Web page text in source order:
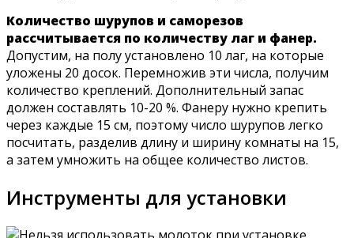
Количество шурупов и саморезов
рассчитывается по количеству лаг и фанер.
Допустим, на полу установлено 10 лаг, на которые
уложены 20 досок. Перемножив эти числа, получим
количество креплений. Дополнительный запас
должен составлять 10-20 %. Фанеру нужно крепить
через каждые 15 см, поэтому число шурупов легко
посчитать, разделив длину и ширину комнаты на 15,
а затем умножить на общее количество листов.
Инструменты для установки